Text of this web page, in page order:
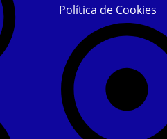
Política de Cookies